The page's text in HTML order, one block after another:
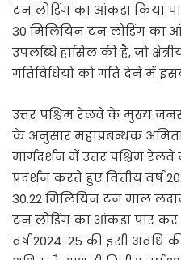
टन लोडिंग का आंकड़ा किया
30 मिलियिन टन लोडिंग का
उपलब्धि हासिल की है, जो
गतिविधियों को गति देने में
उत्तर पश्चिम रेलवे के मुख्य
के अनुसार महाप्रबन्धक
मार्गदर्शन में उत्तर पश्चिम
प्रदर्शन करते हुए वित्तीय वर्ष
30.22 मिलियिन टन माल
टन लोडिंग का आंकड़ा पार कर
वर्ष 2024-25 की इसी अवधि